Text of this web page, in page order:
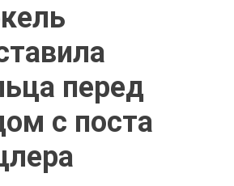
перед
с поста